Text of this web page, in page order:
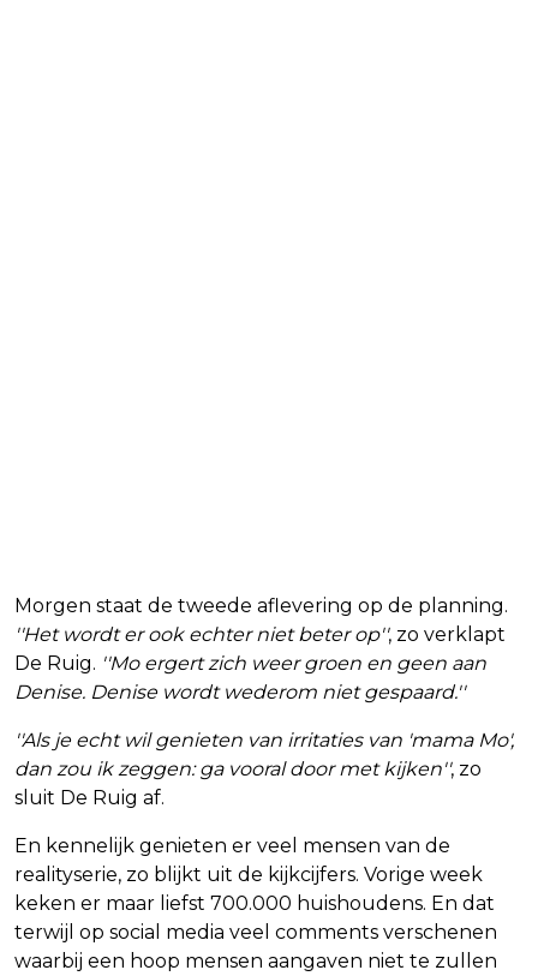
Morgen staat de tweede aflevering op de planning.
''Het wordt er ook echter niet beter op'', zo verklapt
De Ruig. ''Mo ergert zich weer groen en geen aan
Denise. Denise wordt wederom niet gespaard.''
''Als je echt wil genieten van irritaties van 'mama Mo',
dan zou ik zeggen: ga vooral door met kijken'', zo
sluit De Ruig af.
En kennelijk genieten er veel mensen van de
realityserie, zo blijkt uit de kijkcijfers. Vorige week
keken er maar liefst 700.000 huishoudens. En dat
terwijl op social media veel comments verschenen
waarbij een hoop mensen aangaven niet te zullen